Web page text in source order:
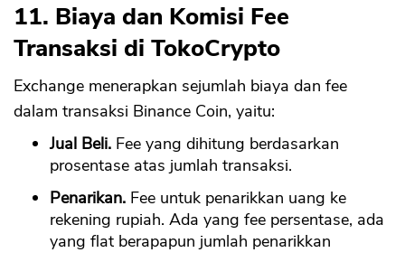
11. Biaya dan Komisi Fee
Transaksi di TokoCrypto
Exchange menerapkan sejumlah biaya dan fee
dalam transaksi Binance Coin, yaitu:
Jual Beli. Fee yang dihitung berdasarkan
prosentase atas jumlah transaksi.
Penarikan. Fee untuk penarikkan uang ke
rekening rupiah. Ada yang fee persentase, ada
yang flat berapapun jumlah penarikkan